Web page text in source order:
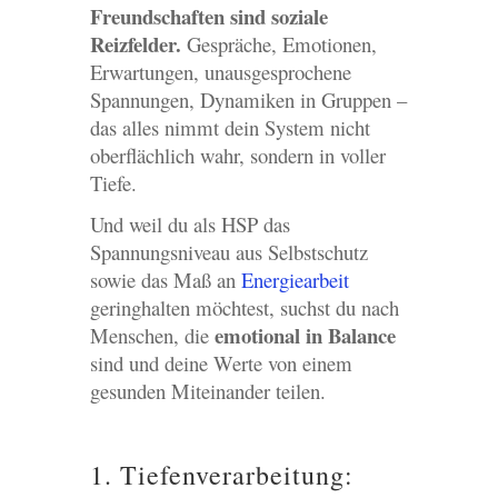
Freundschaften sind soziale
Reizfelder. Gespräche, Emotionen,
Erwartungen, unausgesprochene
Spannungen, Dynamiken in Gruppen –
das alles nimmt dein System nicht
oberflächlich wahr, sondern in voller
Tiefe.
Und weil du als HSP das
Spannungsniveau aus Selbstschutz
sowie das Maß an Energiearbeit
geringhalten möchtest, suchst du nach
Menschen, die emotional in Balance
sind und deine Werte von einem
gesunden Miteinander teilen.
1. Tiefenverarbeitung: